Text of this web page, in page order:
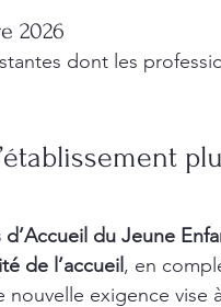
2026
dont les
du Jeune
de l’accueil , en
exigence vise